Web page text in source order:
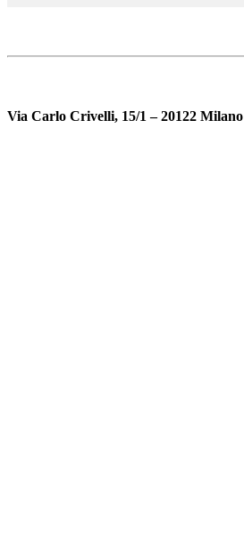
Via Carlo Crivelli, 15/1 – 20122 Milano